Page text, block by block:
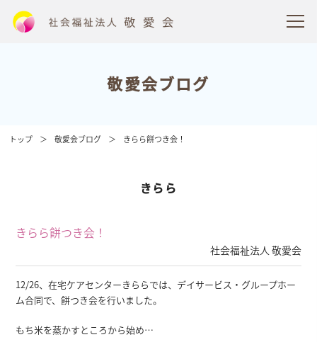
敬愛会ブログ
トップ 敬愛会ブログ きらら餅つき会！
きらら
きらら餅つき会！
社会福祉法人 敬愛会
12/26、在宅ケアセンターきららでは、デイサービス・グループホー
ム合同で、餅つき会を行いました。
もち米を蒸かすところから始め…